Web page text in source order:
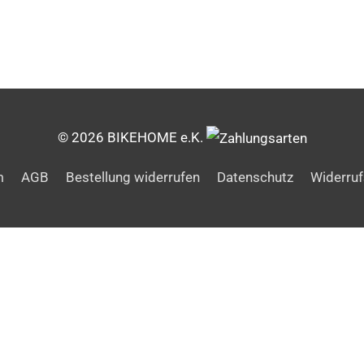
© 2026 BIKEHOME e.K.
AGB Bestellung widerrufen Datenschutz